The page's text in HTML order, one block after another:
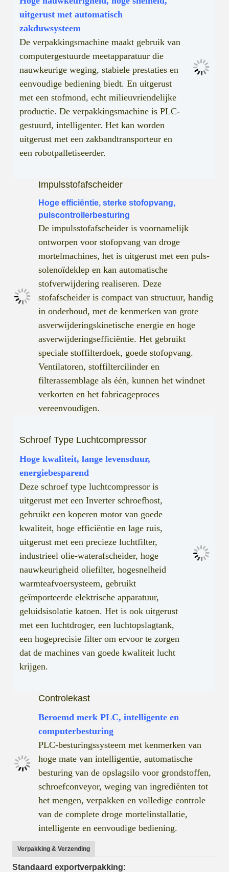
uitgerust met automatisch
zakduwsysteem
De verpakkingsmachine maakt gebruik van
computergestuurde meetapparatuur die
nauwkeurige weging, stabiele prestaties en
eenvoudige bediening biedt. En uitgerust
met een stofmond, echt milieuvriendelijke
productie. De verpakkingsmachine is PLC-
gestuurd, intelligenter. Het kan worden
uitgerust met een zakbandtransporteur en
een robotpalletiseerder.
Impulsstofafscheider
Hoge efficiëntie, sterke stofopvang,
pulscontrollerbesturing
De impulsstofafscheider is voornamelijk
ontworpen voor stofopvang van droge
mortelmachines, het is uitgerust met een puls-
solenoïdeklep en kan automatische
stofverwijdering realiseren. Deze
stofafscheider is compact van structuur, handig
in onderhoud, met de kenmerken van grote
asverwijderingskinetische energie en hoge
asverwijderingsefficiëntie. Het gebruikt
speciale stoffilterdoek, goede stofopvang.
Ventilatoren, stoffiltercilinder en
filterassemblage als één, kunnen het windnet
verkorten en het fabricageproces
vereenvoudigen.
Schroef Type Luchtcompressor
Hoge kwaliteit, lange levensduur,
energiebesparend
Deze schroef type luchtcompressor is
uitgerust met een Inverter schroefhost,
gebruikt een koperen motor van goede
kwaliteit, hoge efficiëntie en lage ruis,
uitgerust met een precieze luchtfilter,
industrieel olie-waterafscheider, hoge
nauwkeurigheid oliefilter, hogesnelheid
warmteafvoersysteem, gebruikt
geïmporteerde elektrische apparatuur,
geluidsisolatie katoen. Het is ook uitgerust
met een luchtdroger, een luchtopslagtank,
een hogeprecisie filter om ervoor te zorgen
dat de machines van goede kwaliteit lucht
krijgen.
Controlekast
Beroemd merk PLC, intelligente en
computerbesturing
PLC-besturingssysteem met kenmerken van
hoge mate van intelligentie, automatische
besturing van de opslagsilo voor grondstoffen,
schroefconveyor, weging van ingrediënten tot
het mengen, verpakken en volledige controle
van de complete droge mortelinstallatie,
intelligente en eenvoudige bediening.
Verpakking & Verzending
Standaard exportverpakking: